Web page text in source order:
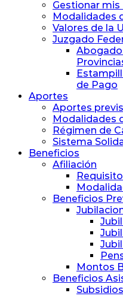
Previsión
Procuradores
Gestionar
Modalidades
Valores de la
Juzgado
de Pago
Aportes
Aportes
Modalidades
Régimen de
Sistema
Beneficios
Afiliación
Beneficios
Montos
Beneficios